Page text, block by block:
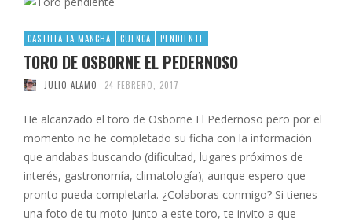
CASTILLA LA MANCHA CUENCA PENDIENTE
TORO DE OSBORNE EL PEDERNOSO
JULIO ALAMO 24 FEBRERO, 2017
He alcanzado el toro de Osborne El Pedernoso pero por el
momento no he completado su ficha con la información
que andabas buscando (dificultad, lugares próximos de
interés, gastronomía, climatología); aunque espero que
pronto pueda completarla. ¿Colaboras conmigo? Si tienes
una foto de tu moto junto a este toro, te invito a que